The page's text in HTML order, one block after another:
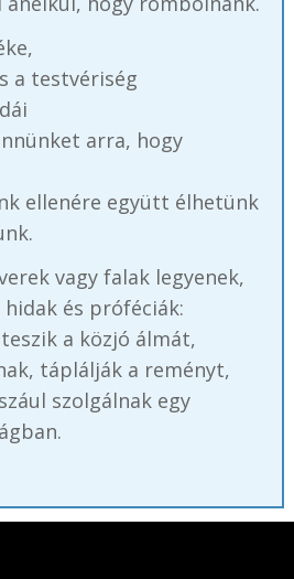
a testvériség
arra, hogy
ellenére együtt élhetünk
vagy falak legyenek,
és próféciák:
a közjó álmát,
táplálják a reményt,
szolgálnak egy